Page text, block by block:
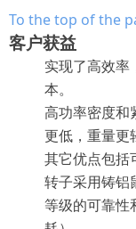
To the top of the
客户获益
实现了高效率
本。
高功率密度和
更低，重量更
其它优点包括
转子采用铸铝
等级的可靠性